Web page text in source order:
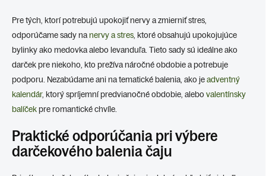
Pre tých, ktorí potrebujú upokojiť nervy a zmierniť stres,
odporúčame sady nanervy a stres , ktoré obsahujú upokojujúce
bylinky ako medovka alebo levanduľa. Tieto sady sú ideálne ako
darček pre niekoho, kto prežíva náročné obdobie a potrebuje
podporu. Nezabúdame ani na tematické balenia, ako jeadventný
kalendár, ktorý spríjemní predvianočné obdobie, alebovalentínsky
balíčekpre romantické chvíle.
Praktické odporúčania pri výbere
darčekového balenia čaju